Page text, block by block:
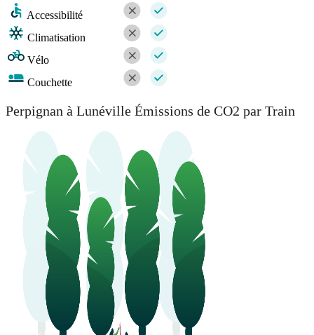
Accessibilité
Climatisation
Vélo
Couchette
Perpignan à Lunéville Émissions de CO2 par Train